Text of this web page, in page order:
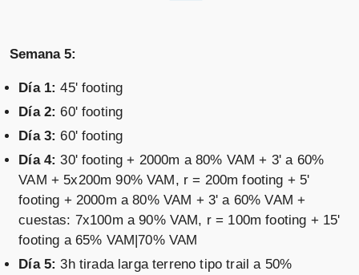
Semana 5:
Día 1: 45' footing
Día 2: 60' footing
Día 3: 60' footing
Día 4: 30' footing + 2000m a 80% VAM + 3' a 60%
VAM + 5x200m 90% VAM, r = 200m footing + 5'
footing + 2000m a 80% VAM + 3' a 60% VAM +
cuestas: 7x100m a 90% VAM, r = 100m footing + 15'
footing a 65% VAM|70% VAM
Día 5: 3h tirada larga terreno tipo trail a 50%